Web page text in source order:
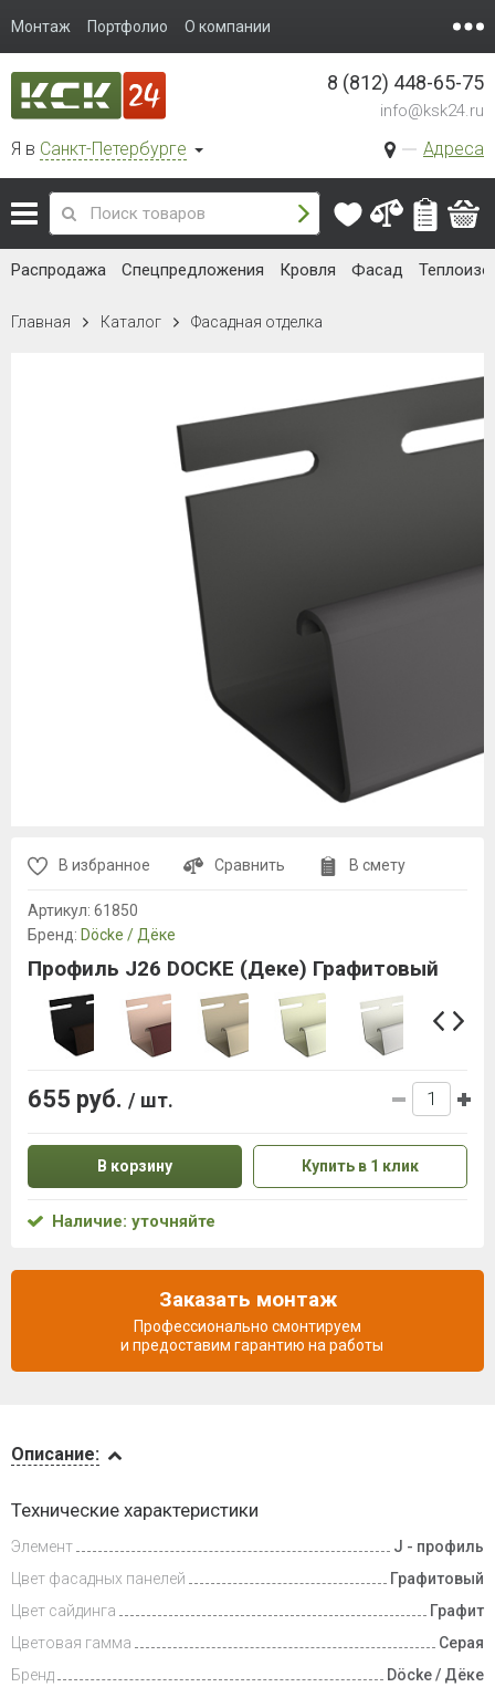
Монтаж Портфолио О компании
Я в Санкт-Петербурге Адреса
8 (812) 448-65-75
info@ksk24.ru
Распродажа Спецпредложения Кровля Фасад
Главная Каталог Фасадная отделка
и оплата
Описание:
Технические характеристики
Элемент
J - профиль
Цвет фасадных панелей
Графитовый
Цвет сайдинга
Графит
Цветовая гамма
Серая
Бренд
Döcke / Дёке
В избранное Сравнить В смету
Артикул: 61850
Бренд: Döcke / Дёке
Профиль J26 DOCKE (Деке) Графитовый
655 руб. / шт.
В корзину Купить в 1 клик
Наличие: уточняйте
Заказать монтаж
Профессионально смонтируем
и предоставим гарантию на работы